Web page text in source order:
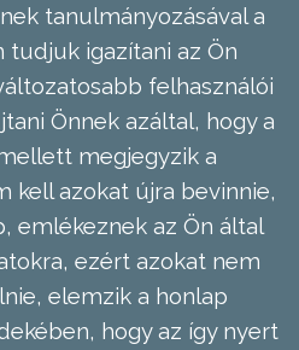
tanulmányozásával a
igazítani az Ön
felhasználói
Önnek azáltal, hogy a
megjegyzik a
kell azokat újra bevinnie,
emlékeznek az Ön által
ezért azokat nem
elemzik a honlap
hogy az így nyert